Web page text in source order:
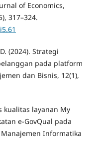
of Economics,
317–324.
(2024). Strategi
pada platform
dan Bisnis, 12(1),
kualitas layanan My
e-GovQual pada
Informatika